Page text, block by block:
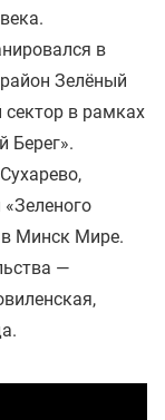
в
Зелёный
сектор в рамках
Берег».
в Минск Мире.
—